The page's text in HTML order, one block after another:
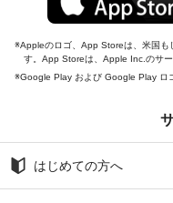
Appleのロゴ、App Storeは、米国も
す。App Storeは、Apple Inc.のサー
Google Play および Google Play ロ
はじめての方へ